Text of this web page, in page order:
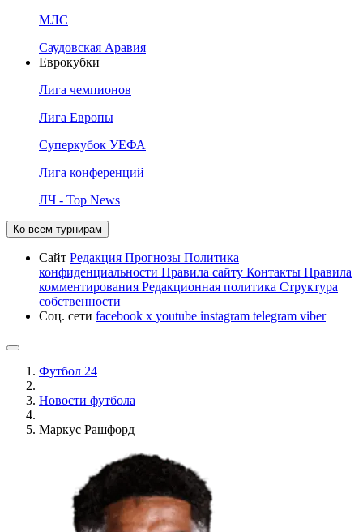
МЛС
Саудовская Аравия
Еврокубки
Лига чемпионов
Лига Европы
Суперкубок УЕФА
Лига конференций
ЛЧ - Top News
Ко всем турнирам
Сайт Редакция Прогнозы Политика
конфиденциальности Правила сайту Контакты Правила
комментирования Редакционная политика Структура
собственности
Соц. сети facebook x youtube instagram telegram viber
Футбол 24
Новости футбола
Маркус Рашфорд